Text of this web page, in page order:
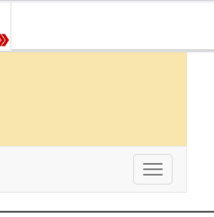
Toggle
navigation
-